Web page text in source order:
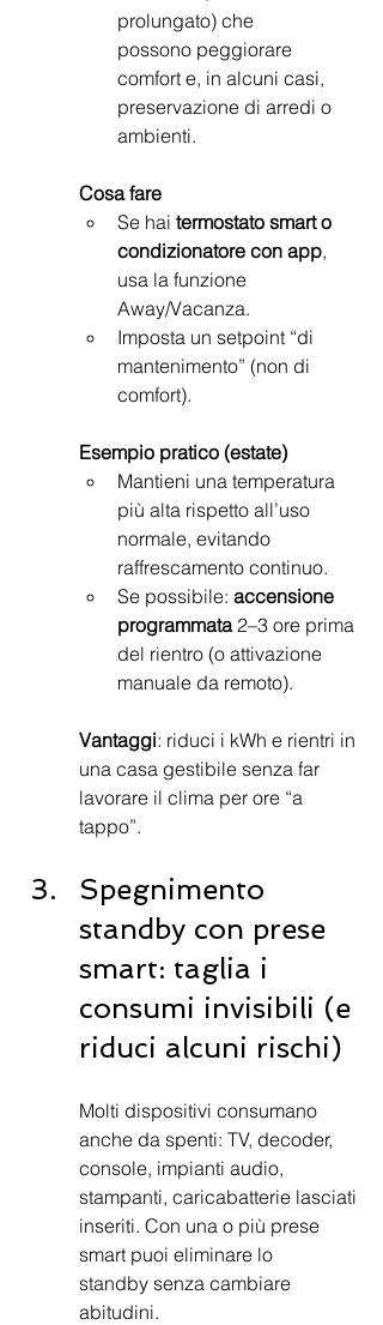
prolungato) che
possono peggiorare
comfort e, in alcuni casi,
preservazione di arredi o
ambienti.
Cosa fare
Se hai termostato smart o
condizionatore con app,
usa la funzione
Away/Vacanza.
Imposta un setpoint “di
mantenimento” (non di
comfort).
Esempio pratico (estate)
Mantieni una temperatura
più alta rispetto all’uso
normale, evitando
raffrescamento continuo.
Se possibile: accensione
programmata 2–3 ore prima
del rientro (o attivazione
manuale da remoto).
Vantaggi: riduci i kWh e rientri in
una casa gestibile senza far
lavorare il clima per ore “a
tappo”.
Spegnimento
standby con prese
smart: taglia i
consumi invisibili (e
riduci alcuni rischi)
Molti dispositivi consumano
anche da spenti: TV, decoder,
console, impianti audio,
stampanti, caricabatterie lasciati
inseriti. Con una o più prese
smart puoi eliminare lo
standby senza cambiare
abitudini.